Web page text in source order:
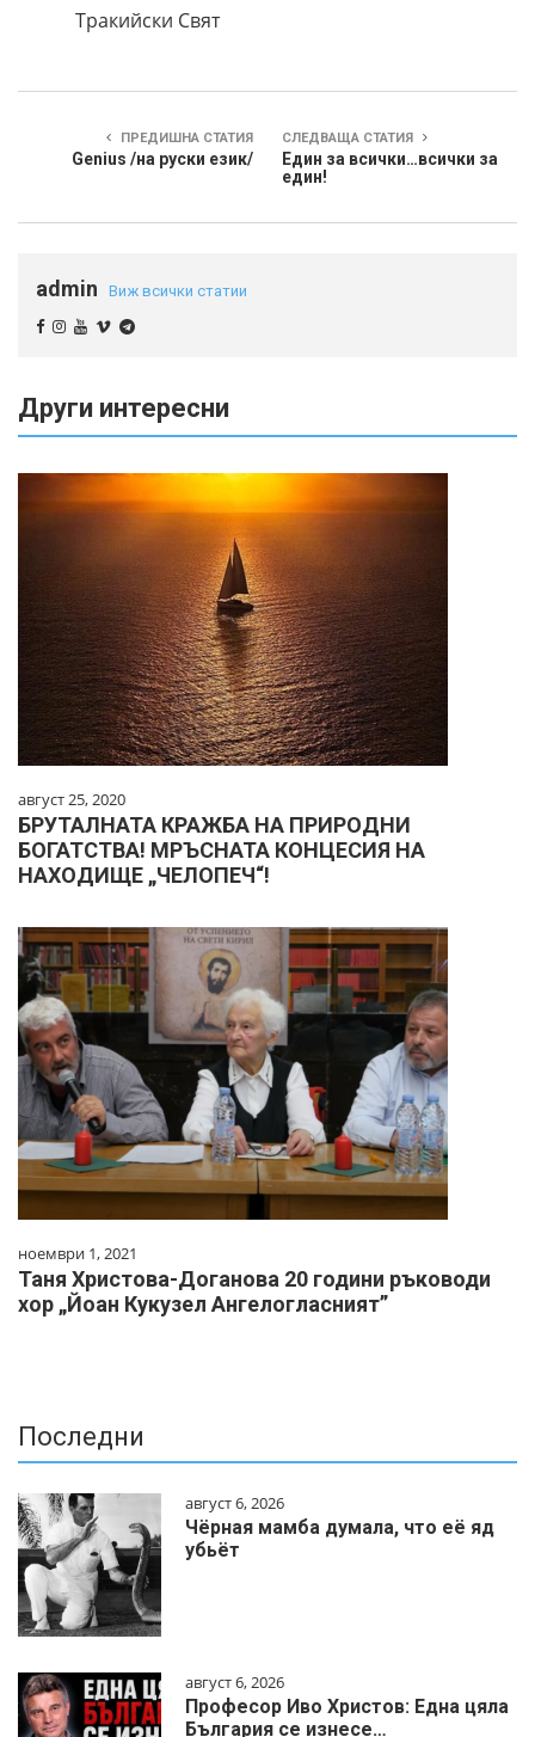
Тракийски Свят
ПРЕДИШНА СТАТИЯ
Genius /на руски език/
СЛЕДВАЩА СТАТИЯ
Един за всички…всички за
един!
admin Виж всички статии
Други интересни
август 25, 2020
БРУТАЛНАТА КРАЖБА НА ПРИРОДНИ
БОГАТСТВА! МРЪСНАТА КОНЦЕСИЯ НА
НАХОДИЩЕ „ЧЕЛОПЕЧ“!
ноември 1, 2021
Таня Христова-Доганова 20 години ръководи
хор „Йоан Кукузел Ангелогласният”
Последни
август 6, 2026
Чёрная мамба думала, что её яд
убьёт
август 6, 2026
Професор Иво Христов: Една цяла
България се изнесе…